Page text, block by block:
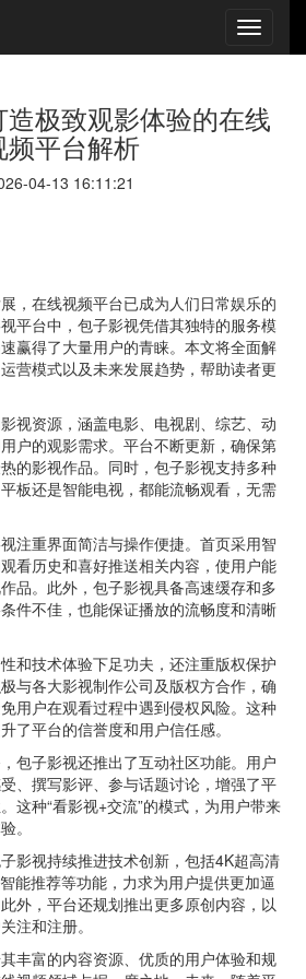
极致观影体验的在线
频平台解析
04-13 16:11:21
，在线视频平台已成为人们日常娱乐的
平台中，包子影视凭借其独特的服务模
赢得了大量用户的青睐。本文将全面解
营模式以及未来发展趋势，帮助读者更
视资源，涵盖电影、电视剧、综艺、动
户的观影需求。平台不断更新，确保第
的影视作品。同时，包子影视支持多种
板还是智能电视，都能流畅观看，无需
注重界面简洁与操作便捷。首页采用智
看历史和喜好推送相关内容，使用户能
品。此外，包子影视具备高速缓存和多
件不佳，也能保证播放的流畅度和清晰
和技术体验下足功夫，还注重版权保护
与各大影视制作公司及版权方合作，确
用户在观看过程中遇到侵权风险。这种
了平台的信誉度和用户信任感。
包子影视还推出了互动社区功能。用户
、撰写影评、参与话题讨论，增强了平
这种“看影视+交流”的模式，为用户带来
。
影视持续推进技术创新，包括4K超高清
能推荐等功能，力求为用户提供更加逼
外，平台还规划推出更多原创内容，以
注和注册。
丰富的内容资源、优质的用户体验和规